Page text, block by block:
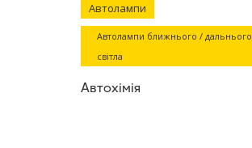
Автолампи
Автолампи ближнього / дальнього
світла
Автохімія